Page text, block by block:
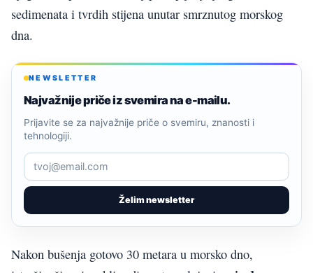
sedimenata i tvrdih stijena unutar smrznutog morskog
dna.
NEWSLETTER
Najvažnije priče iz svemira na e-mailu.
Želim newsletter
Prijavite se za najvažnije priče o svemiru, znanosti i
tehnologiji.
Nakon bušenja gotovo 30 metara u morsko dno,